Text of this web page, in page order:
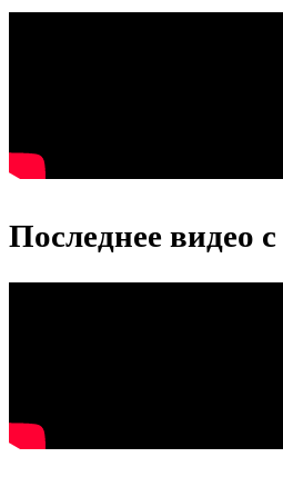
Последнее видео